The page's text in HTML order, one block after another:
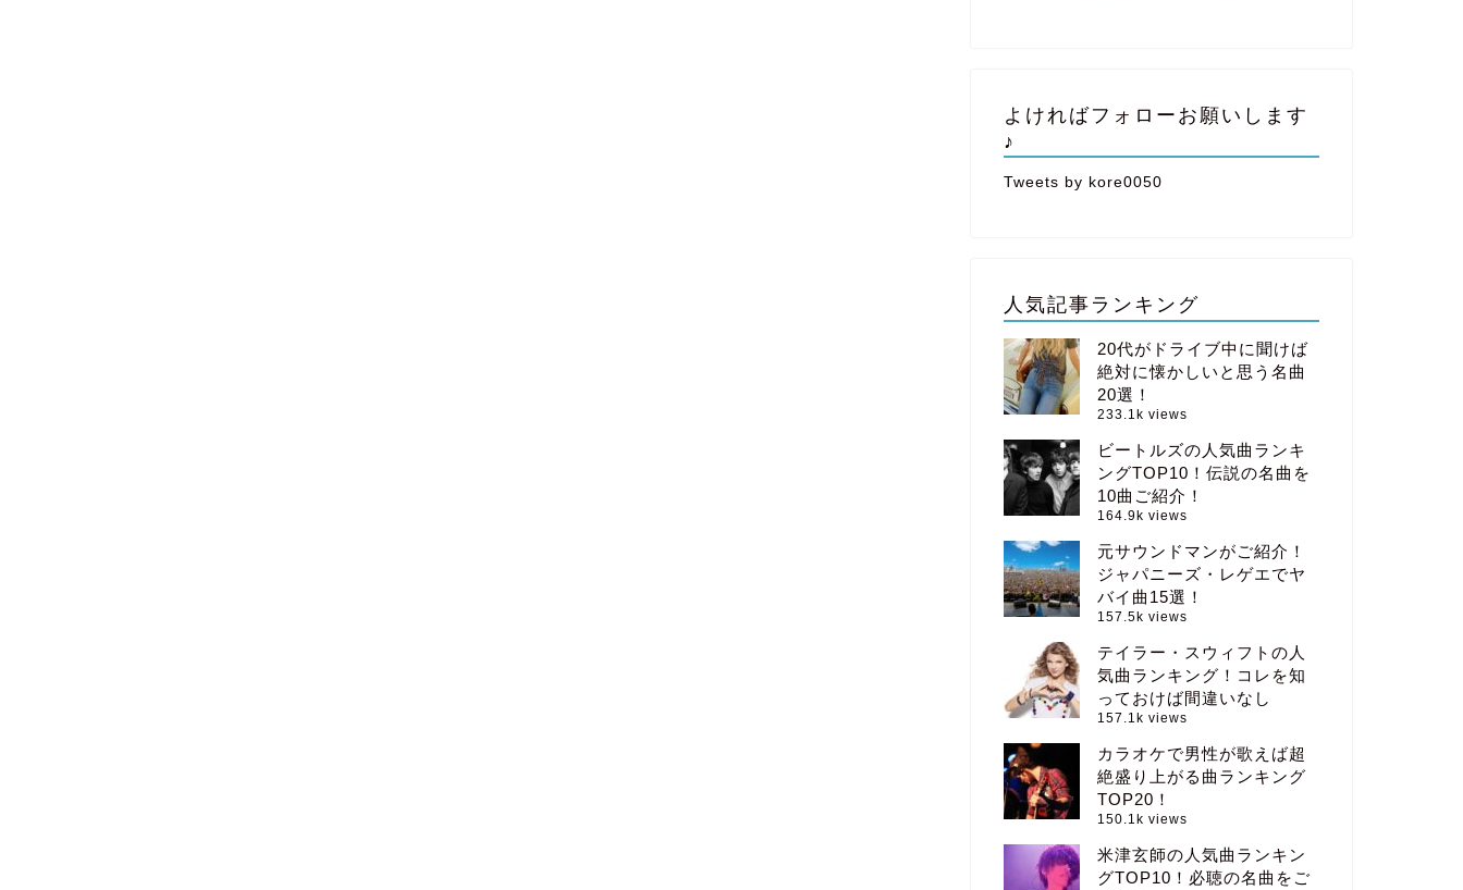
よければフォローお願いします
♪
Tweets by kore0050
人気記事ランキング
20代がドライブ中に聞けば
絶対に懐かしいと思う名曲
20選！
233.1k views
ビートルズの人気曲ランキ
ングTOP10！伝説の名曲を
10曲ご紹介！
164.9k views
元サウンドマンがご紹介！
ジャパニーズ・レゲエでヤ
バイ曲15選！
157.5k views
テイラー・スウィフトの人
気曲ランキング！コレを知
っておけば間違いなし
157.1k views
カラオケで男性が歌えば超
絶盛り上がる曲ランキング
TOP20！
150.1k views
米津玄師の人気曲ランキン
グTOP10！必聴の名曲をご